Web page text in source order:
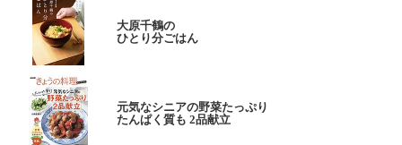
大原千鶴の
ひとり分ごはん
元気なシニアの野菜たっぷり
たんぱく質も 2品献立